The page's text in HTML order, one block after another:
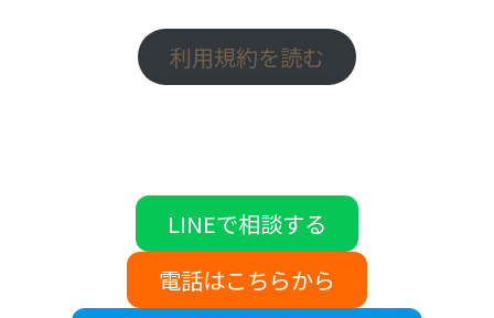
利用規約を読む
LINEで相談する
電話はこちらから